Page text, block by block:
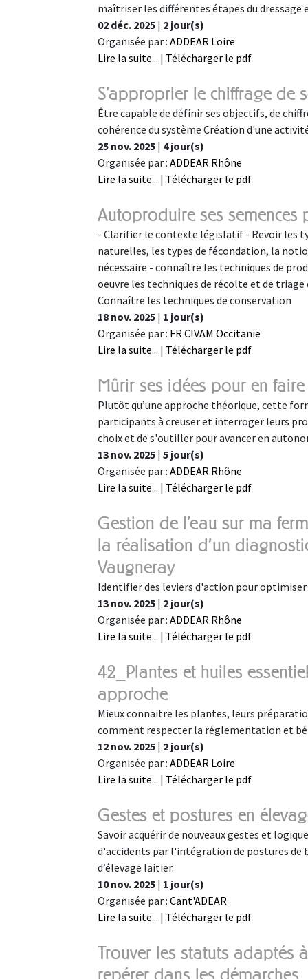
maîtriser les différentes étapes du dressage
02 déc. 2025 | 2 jour(s)
Organisée par : ADDEAR Loire
Lire la suite... | Télécharger le pdf
S'approprier le chiffrage de
Être capable de définir ses objectifs, de
cohérence du système Création d'une
25 nov. 2025 | 4 jour(s)
Organisée par : ADDEAR Rhône
Lire la suite... | Télécharger le pdf
Autoproduire ses semences
- Clarifier le contexte législatif - Revoir les
naturelles, les types de fécondation, la
nécessaire - connaître les techniques de
oeuvre les techniques de récolte et de
Connaître les techniques de conservation
18 nov. 2025 | 1 jour(s)
Organisée par : FR CIVAM Occitanie
Lire la suite... | Télécharger le pdf
Mûrir ses idées pour en
Plutôt qu’une approche théorique, cette
participants à creuser et interroger leurs
choix et de s'outiller pour avancer en
13 nov. 2025 | 5 jour(s)
Organisée par : ADDEAR Rhône
Lire la suite... | Télécharger le pdf
Gestion de l'eau sur ma
la réalisation d'un
Vaugneray
Identifier des leviers d'action pour
13 nov. 2025 | 2 jour(s)
Organisée par : ADDEAR Rhône
Lire la suite... | Télécharger le pdf
42_Plantes et huiles
approche
Mieux connaitre les plantes, leurs
comment respecter la réglementation et
12 nov. 2025 | 2 jour(s)
Organisée par : ADDEAR Loire
Lire la suite... | Télécharger le pdf
Gestes et postures en
Savoir acquérir de nouveaux gestes et
d'accidents par l'intégration de postures de
d’élevage laitier.
10 nov. 2025 | 1 jour(s)
Organisée par : Cant'ADEAR
Lire la suite... | Télécharger le pdf
Trouver les statuts adaptés